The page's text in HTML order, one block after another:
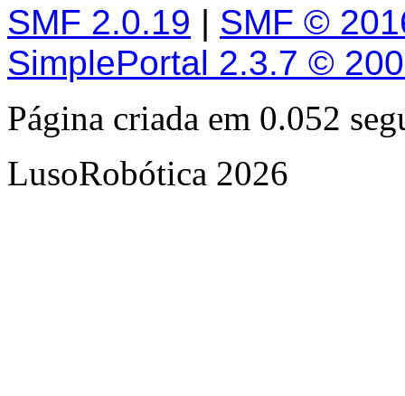
SMF 2.0.19 | SMF ©
SimplePortal 2.3.7 ©
Página criada em 0.052
LusoRobótica 2026